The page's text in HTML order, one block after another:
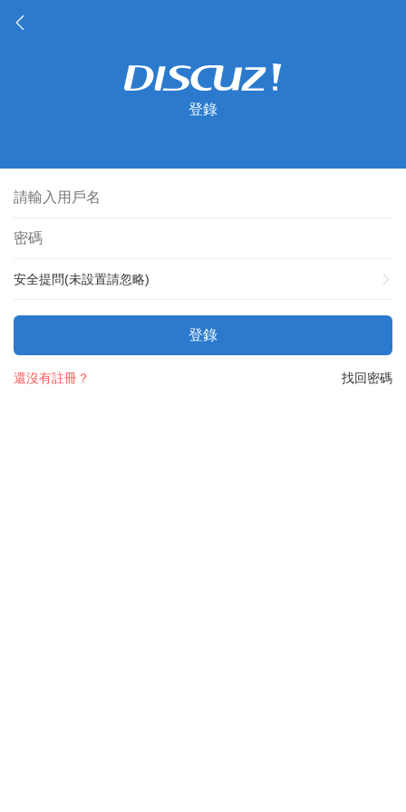
登錄
安全提問(未設置請忽略)
登錄
找回密碼
還沒有註冊？